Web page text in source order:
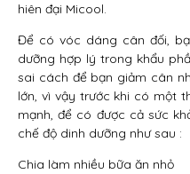
hiên đại Micool.
Để có vóc dáng cân đối,
dưỡng hợp lý trong khẩu
sai cách để bạn giảm cân
lớn, vì vậy trước khi có một
mạnh, để có được cả sức
chế độ dinh dưỡng như sau :
Chia làm nhiều bữa ăn nhỏ